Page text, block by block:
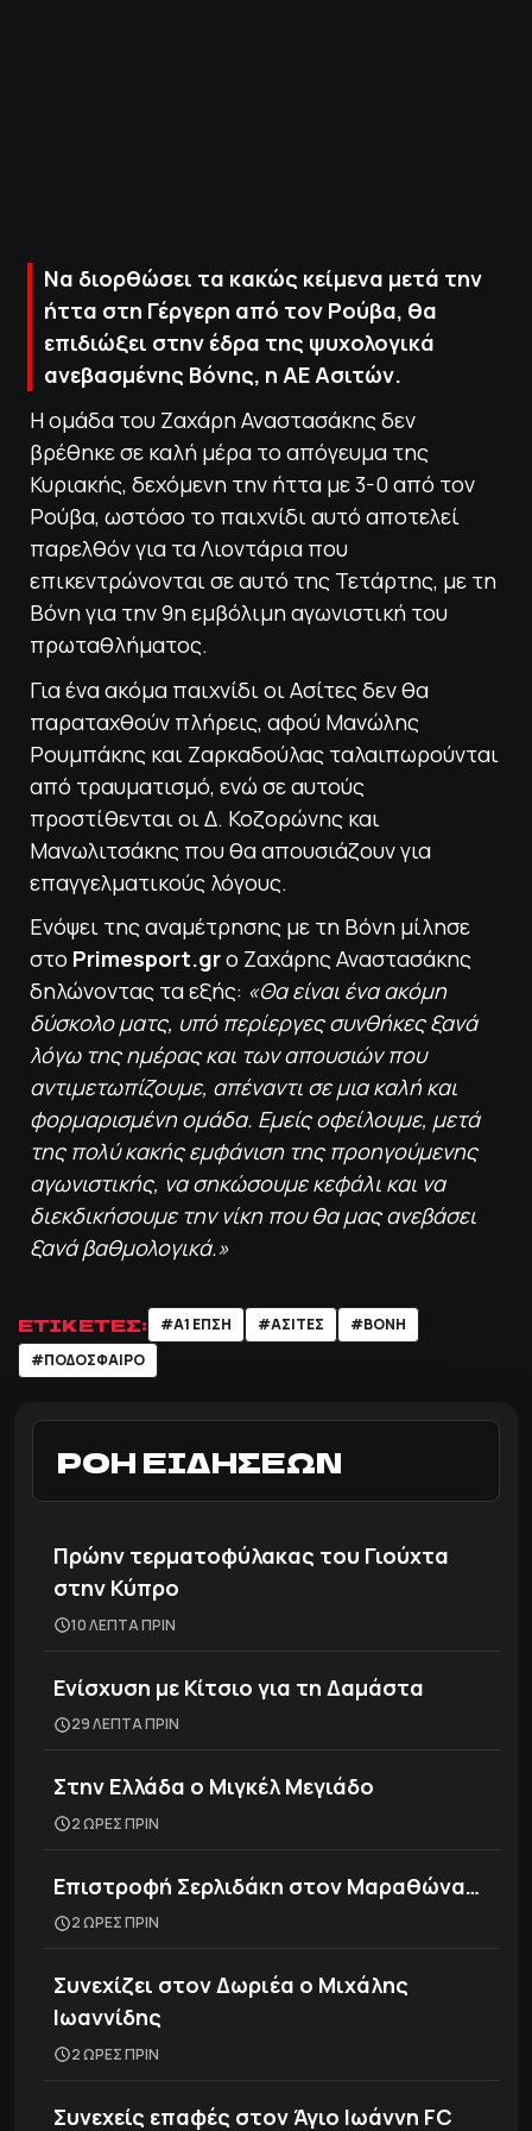
Να διορθώσει τα κακώς κείμενα μετά την
ήττα στη Γέργερη από τον Ρούβα, θα
επιδιώξει στην έδρα της ψυχολογικά
ανεβασμένης Βόνης, η ΑΕ Ασιτών.
Η ομάδα του Ζαχάρη Αναστασάκης δεν
βρέθηκε σε καλή μέρα το απόγευμα της
Κυριακής, δεχόμενη την ήττα με 3-0 από τον
Ρούβα, ωστόσο το παιχνίδι αυτό αποτελεί
παρελθόν για τα Λιοντάρια που
επικεντρώνονται σε αυτό της Τετάρτης, με τη
Βόνη για την 9η εμβόλιμη αγωνιστική του
πρωταθλήματος.
Για ένα ακόμα παιχνίδι οι Ασίτες δεν θα
παραταχθούν πλήρεις, αφού Μανώλης
Ρουμπάκης και Ζαρκαδούλας ταλαιπωρούνται
από τραυματισμό, ενώ σε αυτούς
προστίθενται οι Δ. Κοζορώνης και
Μανωλιτσάκης που θα απουσιάζουν για
επαγγελματικούς λόγους.
Ενόψει της αναμέτρησης με τη Βόνη μίλησε
στο Primesport.grο Ζαχάρης Αναστασάκης
δηλώνοντας τα εξής: «Θα είναι ένα ακόμη
δύσκολο ματς, υπό περίεργες συνθήκες ξανά
λόγω της ημέρας και των απουσιών που
αντιμετωπίζουμε, απέναντι σε μια καλή και
φορμαρισμένη ομάδα. Εμείς οφείλουμε, μετά
της πολύ κακής εμφάνιση της προηγούμενης
αγωνιστικής, να σηκώσουμε κεφάλι και να
διεκδικήσουμε την νίκη που θα μας ανεβάσει
ξανά βαθμολογικά.»
ΕΤΙΚΕΤΕΣ: #Α1 ΕΠΣΗ #ΑΣΙΤΕΣ
#ΒΟΝΗ
#ΠΟΔΌΣΦΑΙΡΟ
ΡΟΗ ΕΙΔΗΣΕΩΝ
Πρώην τερματοφύλακας του Γιούχτα
στην Κύπρο
10 ΛΕΠΤΑ ΠΡΙΝ
Ενίσχυση με Κίτσιο για τη Δαμάστα
29 ΛΕΠΤΑ ΠΡΙΝ
Στην Ελλάδα ο Μιγκέλ Μεγιάδο
2 ΩΡΕΣ ΠΡΙΝ
Επιστροφή Σερλιδάκη στον Μαραθώνα…
2 ΩΡΕΣ ΠΡΙΝ
Συνεχίζει στον Δωριέα ο Μιχάλης
Ιωαννίδης
2 ΩΡΕΣ ΠΡΙΝ
Συνεχείς επαφές στον Άγιο Ιωάννη FC